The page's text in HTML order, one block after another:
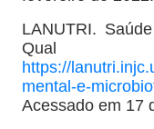
LANUTRI.
Qual
https://
mental-e-
Acessado em 17